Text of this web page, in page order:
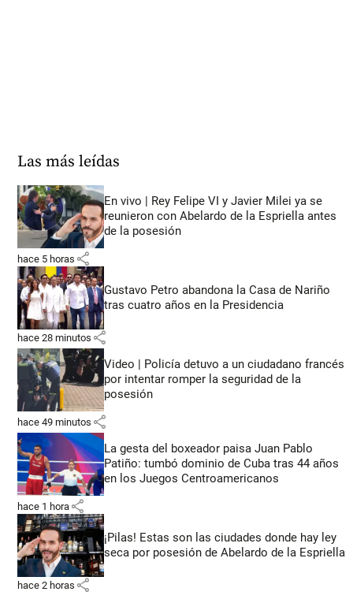
Las más leídas
En vivo | Rey Felipe VI y Javier Milei ya se
reunieron con Abelardo de la Espriella antes
de la posesión
hace 5 horas share
Gustavo Petro abandona la Casa de Nariño
tras cuatro años en la Presidencia
hace 28 minutos share
Video | Policía detuvo a un ciudadano francés
por intentar romper la seguridad de la
posesión
hace 49 minutos share
La gesta del boxeador paisa Juan Pablo
Patiño: tumbó dominio de Cuba tras 44 años
en los Juegos Centroamericanos
hace 1 hora share
¡Pilas! Estas son las ciudades donde hay ley
seca por posesión de Abelardo de la Espriella
hace 2 horas share